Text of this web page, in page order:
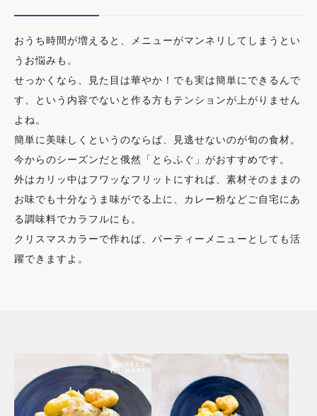
おうち時間が増えると、メニューがマンネリしてしまうとい
うお悩みも。
せっかくなら、見た目は華やか！でも実は簡単にできるんで
す、という内容でないと作る方もテンションが上がりません
よね。
簡単に美味しくというのならば、見逃せないのが旬の食材。
今からのシーズンだと俄然「とらふぐ」がおすすめです。
外はカリッ中はフワッなフリットにすれば、素材そのままの
お味でも十分なうま味がでる上に、カレー粉などご自宅にあ
る調味料でカラフルにも。
クリスマスカラーで作れば、パーティーメニューとしても活
躍できますよ。